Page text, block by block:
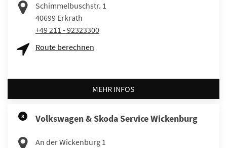
Schimmelbuschstr. 1
40699 Erkrath
+49 211 - 92323300
Route berechnen
MEHR INFOS
8 Volkswagen & Skoda Service Wickenburg
An der Wickenburg 1